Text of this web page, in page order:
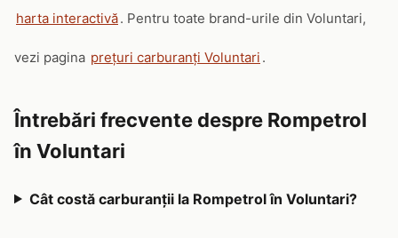
harta interactivă. Pentru toate brand-urile din Voluntari,
vezi pagina prețuri carburanți Voluntari .
Întrebări frecvente despre Rompetrol
în Voluntari
Cât costă carburanții la Rompetrol în Voluntari?